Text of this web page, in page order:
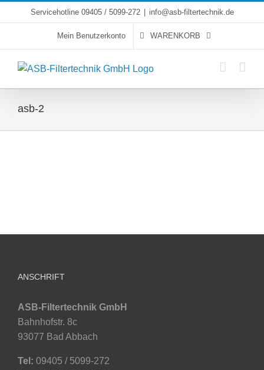
to
Servicehotline 09405 / 5099-272 info@asb-filtertechnik.de
Mein Benutzerkonto WARENKORB
asb-2
ANSCHRIFT
ASB-Filtertechnik GmbH
Bahnhofstr. 8c
93077 Bad Abbach
Tel: 09405 / 5099-272